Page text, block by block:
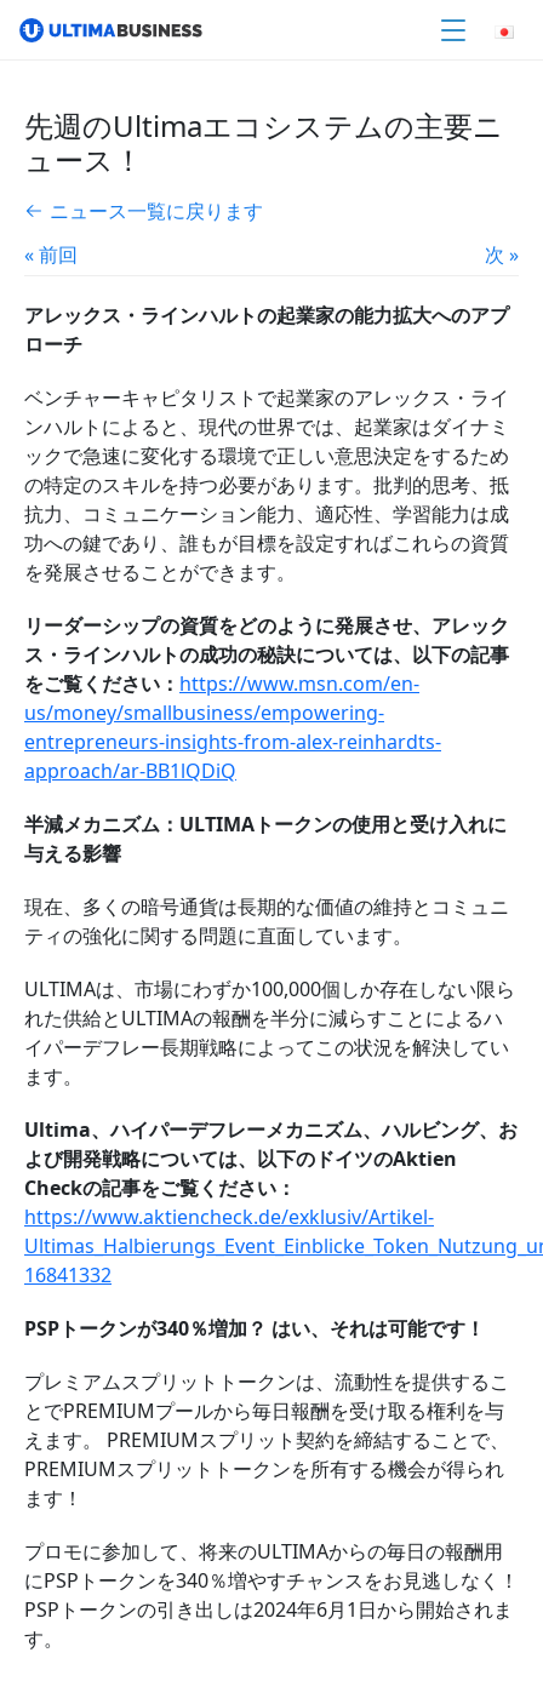
先週のUltimaエコシステムの主要ニ
ュース！
ニュース一覧に戻ります
« 前回
次 »
アレックス・ラインハルトの起業家の能力拡大へのアプ
ローチ
ベンチャーキャピタリストで起業家のアレックス・ライ
ンハルトによると、現代の世界では、起業家はダイナミ
ックで急速に変化する環境で正しい意思決定をするため
の特定のスキルを持つ必要があります。批判的思考、抵
抗力、コミュニケーション能力、適応性、学習能力は成
功への鍵であり、誰もが目標を設定すればこれらの資質
を発展させることができます。
リーダーシップの資質をどのように発展させ、アレック
ス・ラインハルトの成功の秘訣については、以下の記事
をご覧ください： https://www.msn.com/en-
us/money/smallbusiness/empowering-
entrepreneurs-insights-from-alex-reinhardts-
approach/ar-BB1lQDiQ
半減メカニズム：ULTIMAトークンの使用と受け入れに
与える影響
現在、多くの暗号通貨は長期的な価値の維持とコミュニ
ティの強化に関する問題に直面しています。
ULTIMAは、市場にわずか100,000個しか存在しない限ら
れた供給とULTIMAの報酬を半分に減らすことによるハ
イパーデフレー長期戦略によってこの状況を解決してい
ます。
Ultima、ハイパーデフレーメカニズム、ハルビング、お
よび開発戦略については、以下のドイツのAktien
Checkの記事をご覧ください：
https://www.aktiencheck.de/exklusiv/Artikel-
16841332
PSPトークンが340％増加？ はい、それは可能です！
プレミアムスプリットトークンは、流動性を提供するこ
とでPREMIUMプールから毎日報酬を受け取る権利を与
えます。 PREMIUMスプリット契約を締結することで、
PREMIUMスプリットトークンを所有する機会が得られ
ます！
プロモに参加して、将来のULTIMAからの毎日の報酬用
にPSPトークンを340％増やすチャンスをお見逃しなく！
PSPトークンの引き出しは2024年6月1日から開始されま
す。